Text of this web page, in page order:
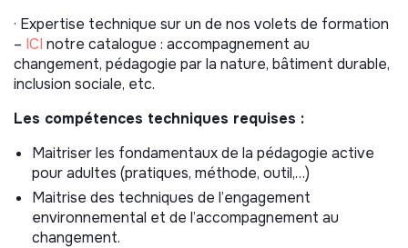
· Expertise technique sur un de nos volets de formation
– ICI notre catalogue : accompagnement au
changement, pédagogie par la nature, bâtiment durable,
inclusion sociale, etc.
Les compétences techniques requises :
Maitriser les fondamentaux de la pédagogie active
pour adultes (pratiques, méthode, outil,…)
Maitrise des techniques de l’engagement
environnemental et de l’accompagnement au
changement.